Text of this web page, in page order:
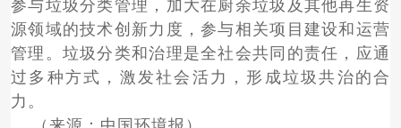
参与垃圾分类管理，加大在厨余垃圾及其他再生资
源领域的技术创新力度，参与相关项目建设和运营
管理。垃圾分类和治理是全社会共同的责任，应通
过多种方式，激发社会活力，形成垃圾共治的合
力。